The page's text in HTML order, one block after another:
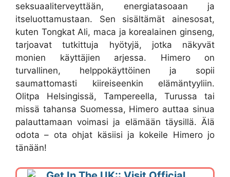
seksuaaliterveyttään, energiatasoaan ja
itseluottamustaan. Sen sisältämät ainesosat,
kuten Tongkat Ali, maca ja korealainen ginseng,
tarjoavat tutkittuja hyötyjä, jotka näkyvät
monien käyttäjien arjessa. Himero on
turvallinen, helppokäyttöinen ja sopii
saumattomasti kiireiseenkin elämäntyyliin.
Olitpa Helsingissä, Tampereella, Turussa tai
missä tahansa Suomessa, Himero auttaa sinua
palauttamaan voimasi ja elämään täysillä. Älä
odota – ota ohjat käsiisi ja kokeile Himero jo
tänään!